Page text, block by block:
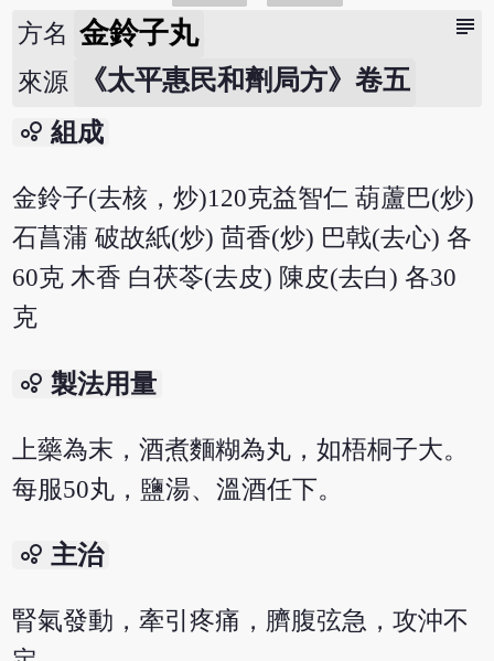
subject
方名 金鈴子丸
來源 《太平惠民和劑局方》卷五
bubble_chart 組成
金鈴子(去核，炒)120克益智仁 葫蘆巴(炒)
石菖蒲 破故紙(炒) 茴香(炒) 巴戟(去心) 各
60克 木香 白茯苓(去皮) 陳皮(去白) 各30
克
bubble_chart 製法用量
上藥為末，酒煮麵糊為丸，如梧桐子大。
每服50丸，鹽湯、溫酒任下。
bubble_chart 主治
腎氣發動，牽引疼痛，臍腹弦急，攻沖不